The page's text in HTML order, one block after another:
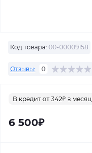
Код товара: 00-00009158
Отзывы: 0
В кредит от 342₽ в месяц
6 500₽